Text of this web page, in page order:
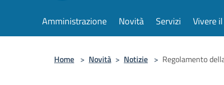
Amministrazione Novità Servizi Vivere
Home > Novità > Notizie > Regolamento